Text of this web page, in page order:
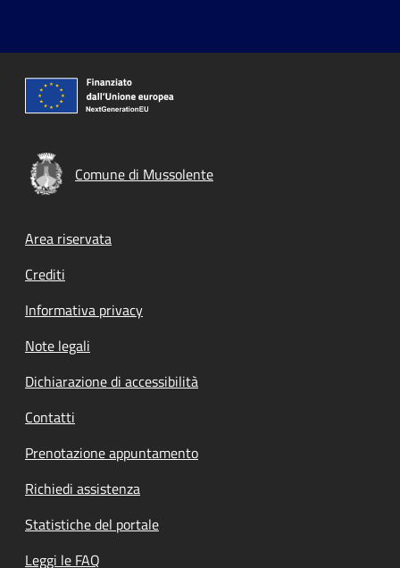
Comune di Mussolente
Footer menu
Area riservata
Crediti
Informativa privacy
Note legali
Dichiarazione di accessibilità
Contatti
Prenotazione appuntamento
Richiedi assistenza
Statistiche del portale
Leggi le FAQ